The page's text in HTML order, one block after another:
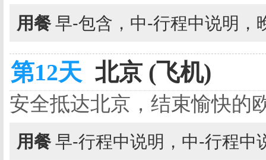
用餐 早-包含，中-行程中说明，
第12天 北京 (飞机)
安全抵达北京，结束愉快的
用餐 早-行程中说明，中-行程